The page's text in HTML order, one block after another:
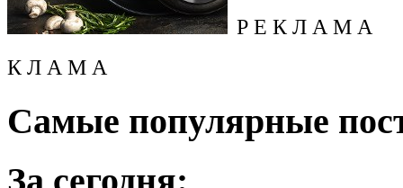
Р Е К Л А М А
К Л А М А
Самые популярные